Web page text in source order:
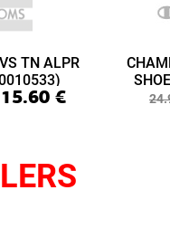
TN ALPR
15.60 €